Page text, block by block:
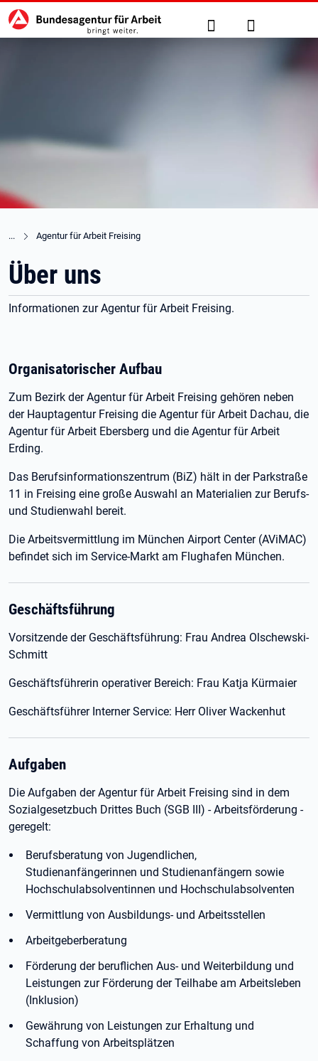
zu den Hauptinhalten springen
Hauptnavigation Suche Anmelden
Agentur für Arbeit Freising
Über uns
Informationen zur Agentur für Arbeit Freising.
Organisatorischer Aufbau
Zum Bezirk der Agentur für Arbeit Freising gehören neben
der Hauptagentur Freising die Agentur für Arbeit Dachau, die
Agentur für Arbeit Ebersberg und die Agentur für Arbeit
Erding.
Das Berufsinformationszentrum (BiZ) hält in der Parkstraße
11 in Freising eine große Auswahl an Materialien zur Berufs-
und Studienwahl bereit.
Die Arbeitsvermittlung im München Airport Center (AViMAC)
befindet sich im Service-Markt am Flughafen München.
Geschäftsführung
Vorsitzende der Geschäftsführung: Frau Andrea Olschewski-
Schmitt
Geschäftsführerin operativer Bereich: Frau Katja Kürmaier
Geschäftsführer Interner Service: Herr Oliver Wackenhut
Aufgaben
Die Aufgaben der Agentur für Arbeit Freising sind in dem
Sozialgesetzbuch Drittes Buch (SGB III) - Arbeitsförderung -
geregelt:
Berufsberatung von Jugendlichen,
Studienanfängerinnen und Studienanfängern sowie
Hochschulabsolventinnen und Hochschulabsolventen
Vermittlung von Ausbildungs- und Arbeitsstellen
Arbeitgeberberatung
Förderung der beruflichen Aus- und Weiterbildung und
Leistungen zur Förderung der Teilhabe am Arbeitsleben
(Inklusion)
Gewährung von Leistungen zur Erhaltung und
Schaffung von Arbeitsplätzen